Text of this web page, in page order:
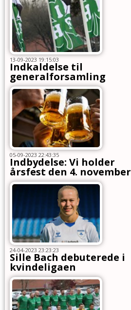
13-09-2023 19:15:03
Indkaldelse til
generalforsamling
05-09-2023 22:43:35
Indbydelse: Vi holder
årsfest den 4. november
24-04-2023 23:23:23
Sille Bach debuterede i
kvindeligaen